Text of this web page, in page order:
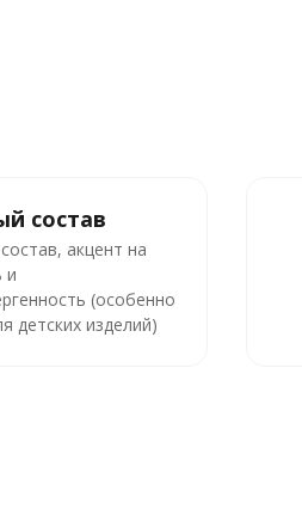
состав
акцент на
и
(особенно
детских изделий)